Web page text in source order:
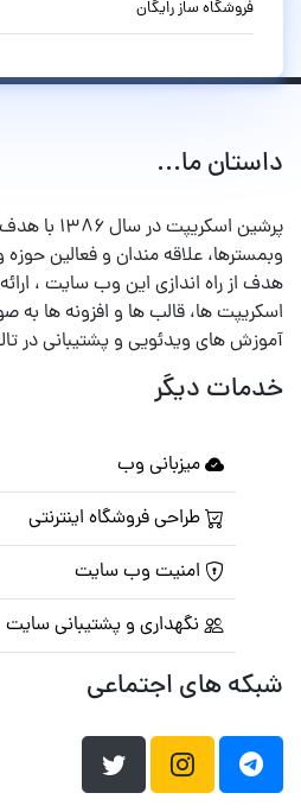
فروشگاه ساز رایگان
داستان ما...
پرشین
وبمسترها، علاقه مندان و فعالین حوزه
هدف از راه اندازی این وب سایت ،
اسکریپت ها، قالب ها و افزونه ها به
آموزش های ویدئویی و پشتیبانی در
خدمات دیگر
میزبانی وب
طراحی فروشگاه اینترنتی
امنیت وب سایت
نگهداری و پشتیبانی سایت
شبکه های اجتماعی